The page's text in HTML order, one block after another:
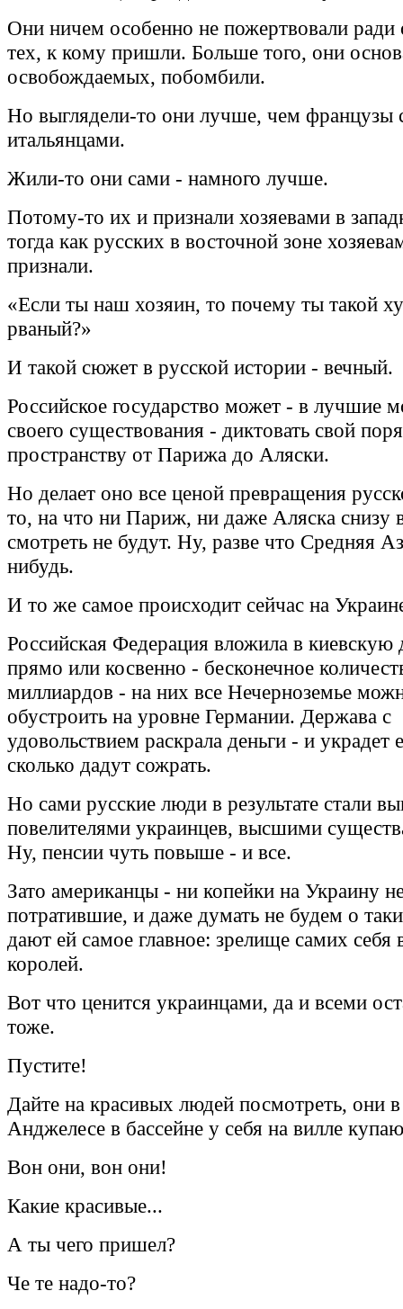
Они ничем особенно не пожертвовали ради
тех, к кому пришли. Больше того, они
освобождаемых, побомбили.
Но выглядели-то они лучше, чем французы
итальянцами.
Жили-то они сами - намного лучше.
Потому-то их и признали хозяевами в
тогда как русских в восточной зоне
признали.
«Если ты наш хозяин, то почему ты такой
рваный?»
И такой сюжет в русской истории - вечный.
Российское государство может - в лучшие
своего существования - диктовать свой
пространству от Парижа до Аляски.
Но делает оно все ценой превращения
то, на что ни Париж, ни даже Аляска снизу
смотреть не будут. Ну, разве что Средняя
нибудь.
И то же самое происходит сейчас на
Российская Федерация вложила в киевскую
прямо или косвенно - бесконечное
миллиардов - на них все Нечерноземье
обустроить на уровне Германии. Держава с
удовольствием раскрала деньги - и украдет
сколько дадут сожрать.
Но сами русские люди в результате стали
повелителями украинцев, высшими
Ну, пенсии чуть повыше - и все.
Зато американцы - ни копейки на Украину
потратившие, и даже думать не будем о
дают ей самое главное: зрелище самих себя
королей.
Вот что ценится украинцами, да и всеми
тоже.
Пустите!
Дайте на красивых людей посмотреть, они
Анджелесе в бассейне у себя на вилле
Вон они, вон они!
Какие красивые...
А ты чего пришел?
Че те надо-то?